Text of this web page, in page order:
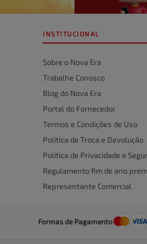
Seu nome
Escreva
INSTITUCIONAL
Sobre o Nova Era
Trabalhe Conosco
Blog do Nova Era
Portal do Fornecedor
Termos e Condições de Uso
Política de Troca e Devolução
Política de Privacidade e
Regulamento fim de ano
Representante Comercial
Formas de Pagamento